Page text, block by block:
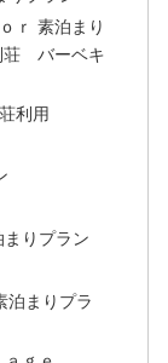
ｒ 素泊まり
荘 バーベキ
利用
りプラン
まりプラ